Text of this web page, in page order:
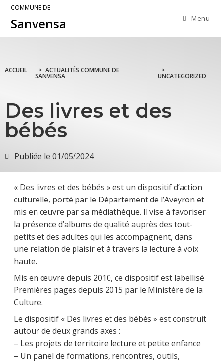
COMMUNE DE
Sanvensa Menu
ACCUEIL > ACTUALITÉS COMMUNE DE
SANVENSA
>
UNCATEGORIZED
Des livres et des
bébés
Publiée le 01/05/2024
« Des livres et des bébés » est un dispositif d’action
culturelle, porté par le Département de l’Aveyron et
mis en œuvre par sa médiathèque. Il vise à favoriser
la présence d’albums de qualité auprès des tout-
petits et des adultes qui les accompagnent, dans
une relation de plaisir et à travers la lecture à voix
haute.
Mis en œuvre depuis 2010, ce dispositif est labellisé
Premières pages depuis 2015 par le Ministère de la
Culture.
Le dispositif « Des livres et des bébés » est construit
autour de deux grands axes :
– Les projets de territoire lecture et petite enfance
– Un panel de formations, rencontres, outils,